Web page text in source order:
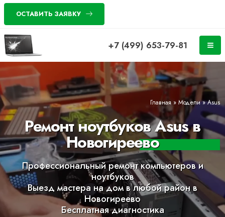
ОСТАВИТЬ ЗАЯВКУ
+7 (499) 653-79-81
Главная» Модели»Asus
Ремонт ноутбуков Asus в
Новогиреево
Профессиональный ремонт компьютеров и
ноутбуков
Выезд мастера на дом в любой район в
Новогиреево
Бесплатная диагностика